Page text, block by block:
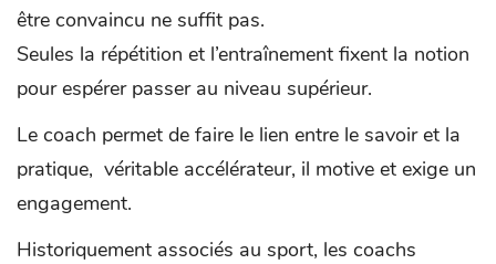
être convaincu ne suffit pas.
Seules la répétition et l’entraînement fixent la notion
pour espérer passer au niveau supérieur.
Le coach permet de faire le lien entre le savoir et la
pratique, véritable accélérateur, il motive et exige un
engagement.
Historiquement associés au sport, les coachs